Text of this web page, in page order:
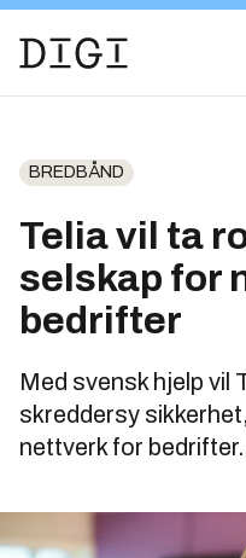
BREDBÅND
Telia vil ta
selskap for
bedrifter
Med svensk hjelp vil
skreddersy
nettverk for bedrifter.